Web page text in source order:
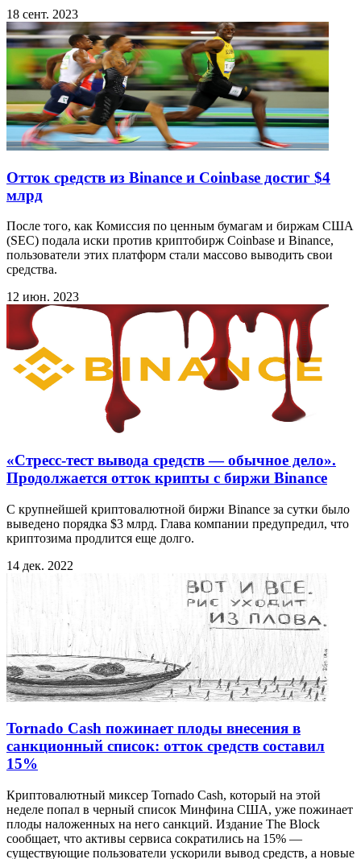
18 сент. 2023
Отток средств из Binance и Coinbase достиг $4
млрд
После того, как Комиссия по ценным бумагам и биржам США
(SEC) подала иски против криптобирж Coinbase и Binance,
пользователи этих платформ стали массово выводить свои
средства.
12 июн. 2023
«Стресс-тест вывода средств — обычное дело».
Продолжается отток крипты с биржи Binance
С крупнейшей криптовалютной биржи Binance за сутки было
выведено порядка $3 млрд. Глава компании предупредил, что
криптозима продлится еще долго.
14 дек. 2022
Tornado Cash пожинает плоды внесения в
санкционный список: отток средств составил
15%
Криптовалютный миксер Tornado Cash, который на этой
неделе попал в черный список Минфина США, уже пожинает
плоды наложенных на него санкций. Издание The Block
сообщает, что активы сервиса сократились на 15% —
существующие пользователи ускорили вывод средств, а новые